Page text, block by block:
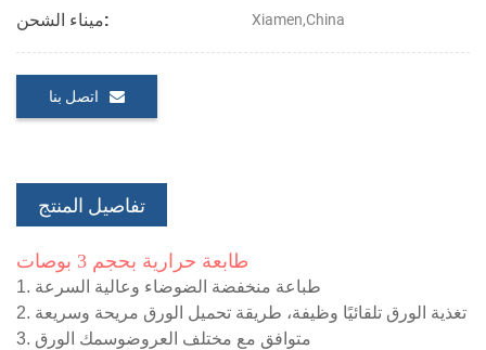
ميناء الشحن: Xiamen,China
اتصل بنا
تفاصيل المنتج
طابعة حرارية بحجم 3 بوصات
1. طباعة منخفضة الضوضاء وعالية السرعة
2. تغذية الورق تلقائيًا وظيفة، طريقة تحميل الورق مريحة وسريعة
3. متوافق مع مختلف العروضوسمك الورق